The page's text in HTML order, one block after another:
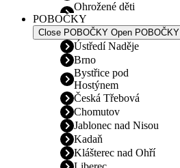
Ohrožené děti
POBOČKY
Close POBOČKY Open POBOČKY
Ústředí Naděje
Brno
Bystřice pod
Hostýnem
Česká Třebová
Chomutov
Jablonec nad Nisou
Kadaň
Klášterec nad Ohří